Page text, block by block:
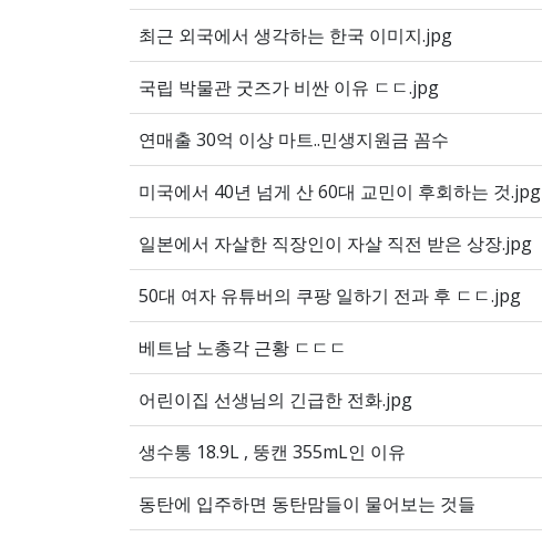
최근 외국에서 생각하는 한국 이미지.jpg
국립 박물관 굿즈가 비싼 이유 ㄷㄷ.jpg
연매출 30억 이상 마트..민생지원금 꼼수
미국에서 40년 넘게 산 60대 교민이 후회하는 것.jpg
일본에서 자살한 직장인이 자살 직전 받은 상장.jpg
50대 여자 유튜버의 쿠팡 일하기 전과 후 ㄷㄷ.jpg
베트남 노총각 근황 ㄷㄷㄷ
어린이집 선생님의 긴급한 전화.jpg
생수통 18.9L , 뚱캔 355mL인 이유
동탄에 입주하면 동탄맘들이 물어보는 것들